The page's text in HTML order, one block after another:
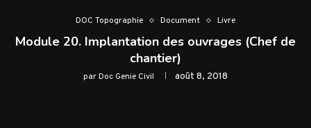
DOC Topographie Document Livre
Module 20. Implantation des ouvrages (Chef de
chantier)
parDoc Genie Civil août 8, 2018